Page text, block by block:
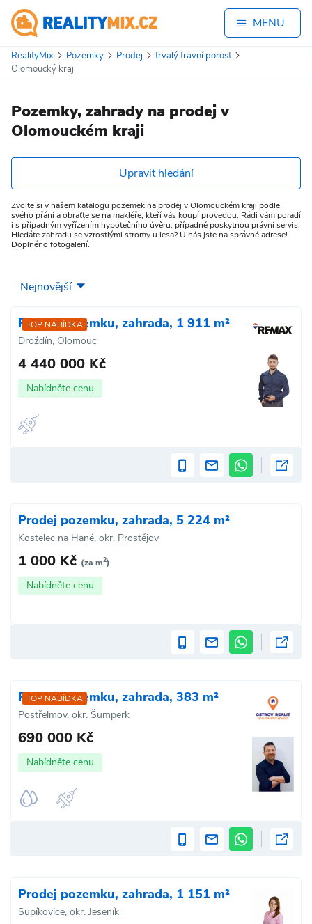
MENU
RealityMix Pozemky Prodej
trvalý travní porost
Olomoucký kraj
Pozemky, zahrady na prodej v
Olomouckém kraji
Upravit hledání
Zvolte si v našem katalogu pozemek na prodej v Olomouckém kraji podle
svého přání a obraťte se na makléře, kteří vás koupí provedou. Rádi vám poradí
i s případným vyřízením hypotečního úvěru, případně poskytnou právní servis.
Hledáte zahradu se vzrostlými stromy u lesa? U nás jste na správné adrese!
Doplněno fotogalerií.
TOP NABÍDKA
Prodej pozemku, zahrada, 1 911 m²
Droždín, Olomouc
4 440 000 Kč
Nabídněte cenu
Prodej pozemku, zahrada, 5 224 m²
Kostelec na Hané, okr. Prostějov
1 000 Kč (za m2)
Nabídněte cenu
TOP NABÍDKA
Prodej pozemku, zahrada, 383 m²
Postřelmov, okr. Šumperk
690 000 Kč
Nabídněte cenu
Prodej pozemku, zahrada, 1 151 m²
Supíkovice, okr. Jeseník